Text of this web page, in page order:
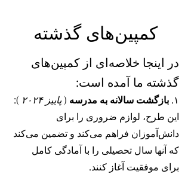
کمپین‌های گذشته
در اینجا خلاصه‌ای از کمپین‌های
گذشته ما آمده است:
۱. بازگشت سالانه به مدرسه (پاییز ۲۰۲۴
):
این طرح، لوازم ضروری را برای
دانش‌آموزان فراهم می‌کند و تضمین می‌کند
که آنها سال تحصیلی را با آمادگی کامل
برای موفقیت آغاز کنند.